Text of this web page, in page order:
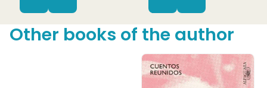
Other books of the author